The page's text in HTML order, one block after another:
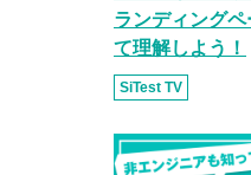
ランディング
て理解しよう！
SiTest TV